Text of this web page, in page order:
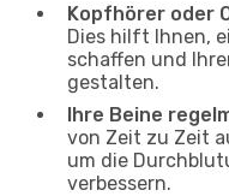
Kopfhörer oder
Dies hilft Ihnen,
schaffen und
gestalten.
Ihre Beine
von Zeit zu Zeit
um die
verbessern.